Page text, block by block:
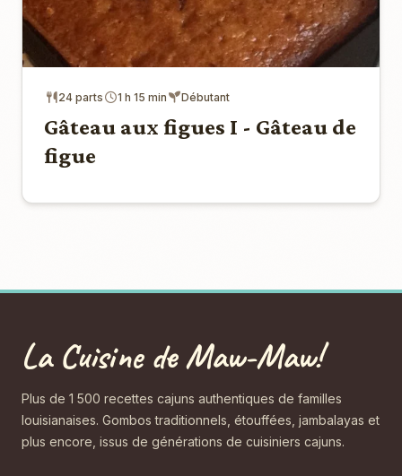
24 parts 1 h 15 min Débutant
Gâteau aux figues I - Gâteau de
figue
La Cuisine de Maw-Maw!
Plus de 1 500 recettes cajuns authentiques de familles
louisianaises. Gombos traditionnels, étouffées, jambalayas et
plus encore, issus de générations de cuisiniers cajuns.